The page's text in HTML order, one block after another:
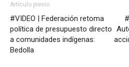
Artículo previo
#VIDEO | Federación retoma
política de presupuesto directo
a comunidades indígenas:
Bedolla